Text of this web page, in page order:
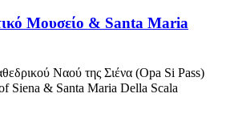
Μουσείο & Santa Maria
Ναού της Σιένα (Opa Si Pass)
Siena & Santa Maria Della Scala